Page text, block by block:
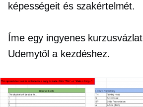
képességeit és szakértelmét.
Íme egy ingyenes
Udemytől a kezdéshez.